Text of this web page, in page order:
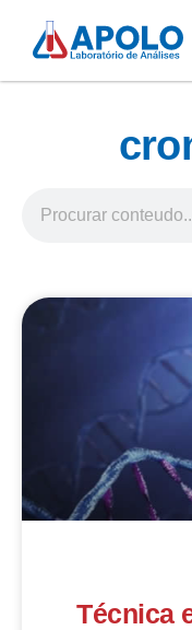
Técnica